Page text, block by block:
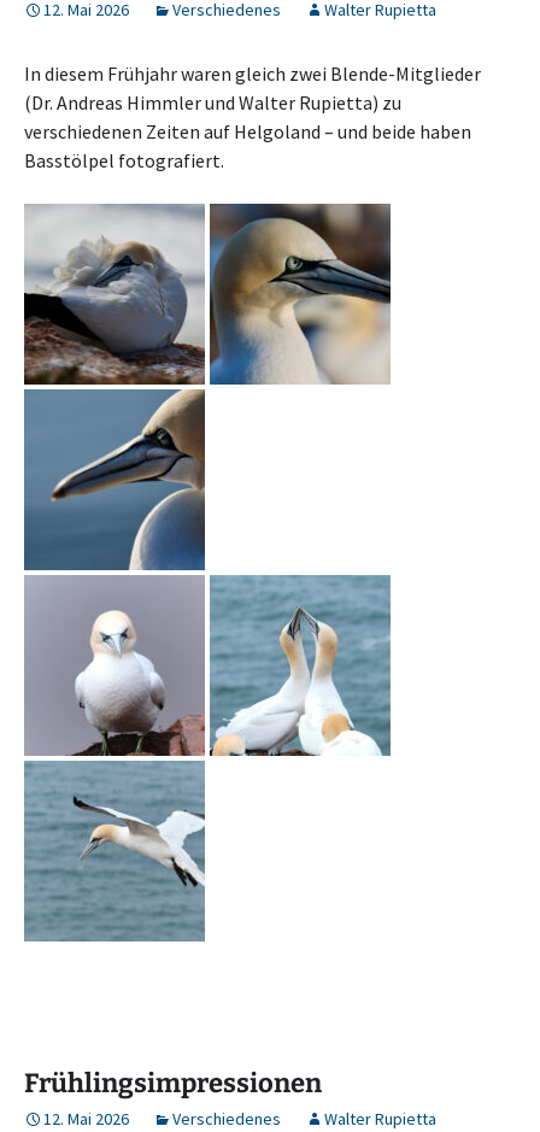
12. Mai 2026 Verschiedenes Walter Rupietta
In diesem Frühjahr waren gleich zwei Blende-Mitglieder
(Dr. Andreas Himmler und Walter Rupietta) zu
verschiedenen Zeiten auf Helgoland – und beide haben
Basstölpel fotografiert.
Frühlingsimpressionen
12. Mai 2026 Verschiedenes Walter Rupietta